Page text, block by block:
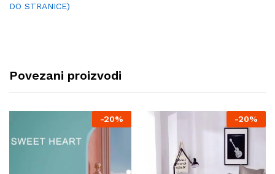
DO STRANICE)
Povezani proizvodi
-20% -20%